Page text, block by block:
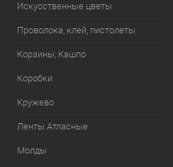
Искусственные цветы
Проволока, клей, пистолеты
Корзины, Кашпо
Коробки
Кружево
Ленты Атласные
Молды